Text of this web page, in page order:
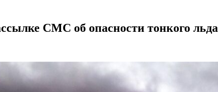
СМС об опасности тонкого льда